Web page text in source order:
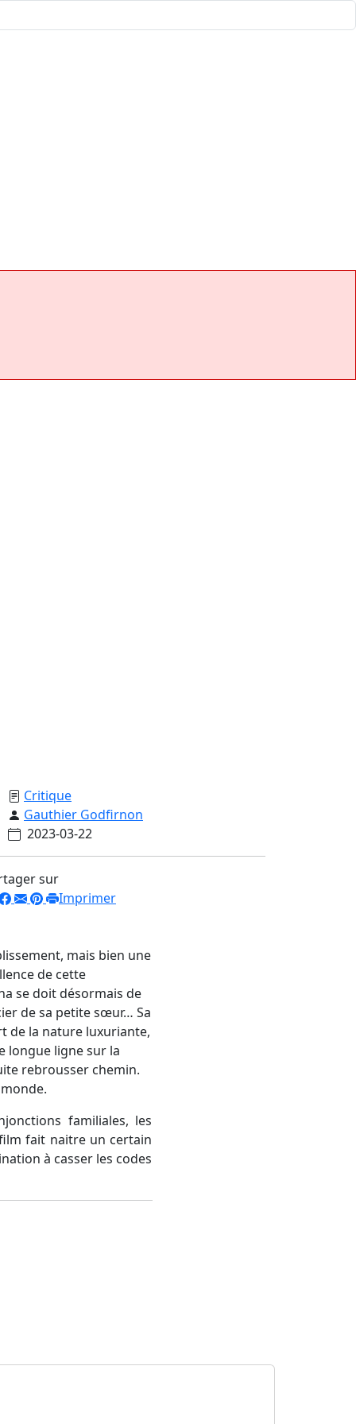
Critique
Gauthier Godfirnon
2023-03-22
sur
Imprimer
mais bien une
de cette
se doit désormais de
de sa petite sœur… Sa
de la nature luxuriante,
longue ligne sur la
rebrousser chemin.
familiales, les
fait naitre un certain
à casser les codes